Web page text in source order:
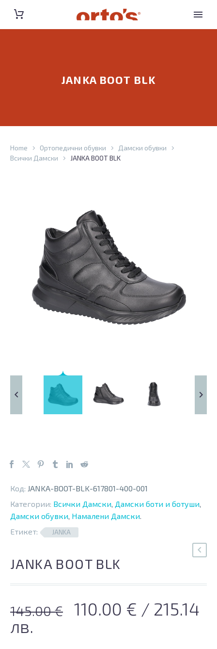
JANKA BOOT BLK
Home Ортопедични обувки
Дамски обувки
Всички Дамски
JANKA BOOT BLK
Код: JANKA-BOOT-BLK-617801-400-001
Категории: Всички Дамски, Дамски боти и ботуши,
Дамски обувки, Намалени Дамски.
Етикет:
JANKA
JANKA BOOT BLK
145.00€
Original
110.00 € Текущата
/ 215.14
лв.